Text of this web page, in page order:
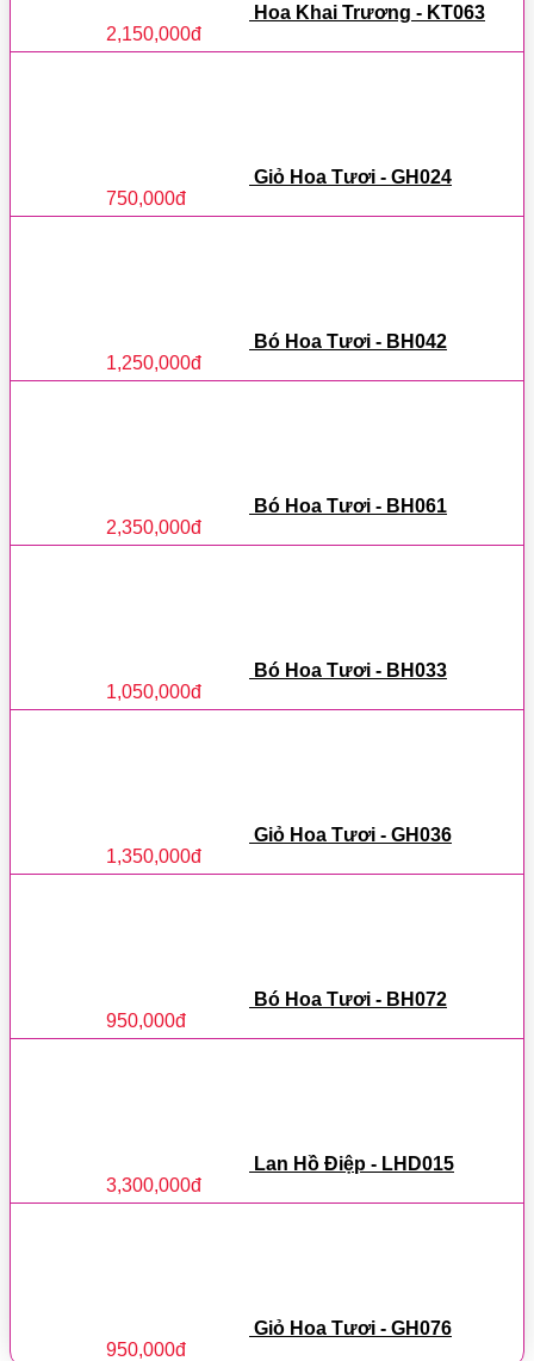
Hoa Khai Trương - KT063
2,150,000đ
Giỏ Hoa Tươi - GH024
750,000đ
Bó Hoa Tươi - BH042
1,250,000đ
Bó Hoa Tươi - BH061
2,350,000đ
Bó Hoa Tươi - BH033
1,050,000đ
Giỏ Hoa Tươi - GH036
1,350,000đ
Bó Hoa Tươi - BH072
950,000đ
Lan Hồ Điệp - LHD015
3,300,000đ
Giỏ Hoa Tươi - GH076
950,000đ